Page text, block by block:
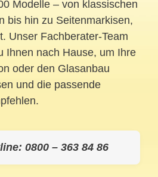
Modelle – von klassischen
bis hin zu Seitenmarkisen,
Unser Fachberater-Team
Ihnen nach Hause, um Ihre
oder den Glasanbau
und die passende
0800 – 363 84 86